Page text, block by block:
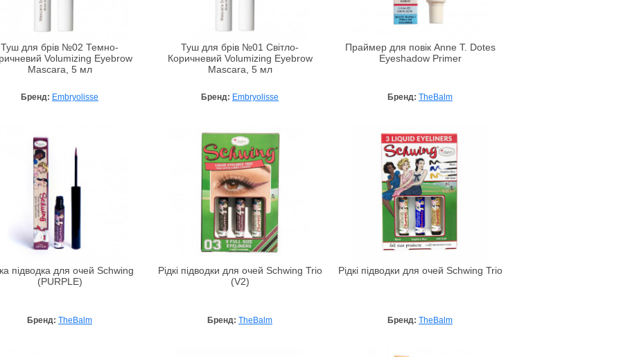
Туш для брів №02 Темно-
Volumizing Eyebrow
Mascara, 5 мл
Бренд: Embryolisse
Туш для брів №01 Світло-
Коричневий Volumizing Eyebrow
Mascara, 5 мл
Бренд: Embryolisse
Праймер для повік Anne T. Dotes
Eyeshadow Primer
Бренд: TheBalm
підводка для очей Schwing
(PURPLE)
Бренд: TheBalm
Рідкі підводки для очей Schwing Trio
(V2)
Бренд: TheBalm
Рідкі підводки для очей Schwing Trio
Бренд: TheBalm